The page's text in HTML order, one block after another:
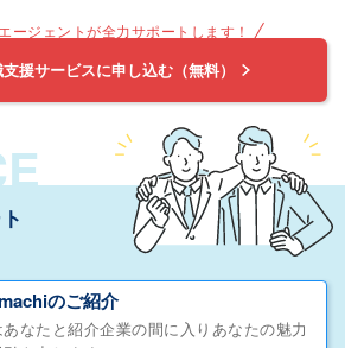
ージェントが全力サポートします！
援サービスに申し込む（無料）
のご紹介
なたと紹介企業の間に入りあなたの魅力